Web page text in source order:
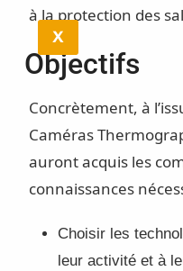
X
à la protection des
Objectifs
Concrètement, à
Caméras
auront acquis les
connaissances
Choisir les
leur activité et à